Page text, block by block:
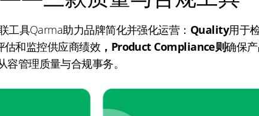
工具Qarma助力品牌简化并强化运营： Quality用于
估和监控供应商绩效 ，Product Compliance则确保
管理质量与合规事务。